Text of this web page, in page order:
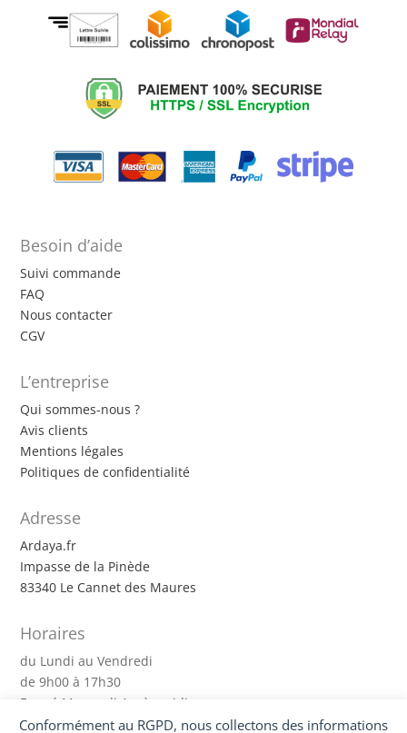
Conformément au RGPD, nous collectons des informations
Besoin d’aide
Suivi commande
FAQ
Nous contacter
CGV
L’entreprise
Qui sommes-nous ?
Avis clients
Mentions légales
Politiques de confidentialité
Adresse
Ardaya.fr
Impasse de la Pinède
83340 Le Cannet des Maures
Horaires
du Lundi au Vendredi
de 9h00 à 17h30
Fermé Mercredi Après-midi